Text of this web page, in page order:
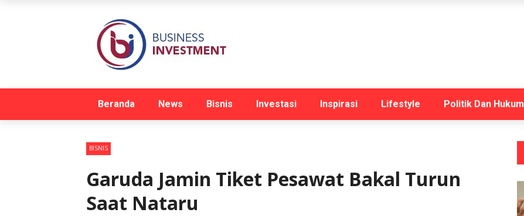
Beranda News Bisnis Investasi Inspirasi Lifestyle Politik Dan Hukum
BISNIS
Garuda Jamin Tiket Pesawat Bakal Turun
Saat Nataru